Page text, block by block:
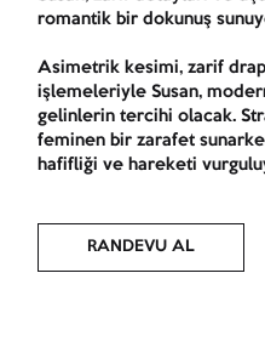
romantik bir dokunuş
Asimetrik kesimi, zarif
işlemeleriyle Susan,
gelinlerin tercihi olacak.
feminen bir zarafet
hafifliği ve hareketi
RANDEVU AL